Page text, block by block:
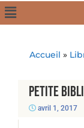
Accueil »
Petite
avril 1, 2017